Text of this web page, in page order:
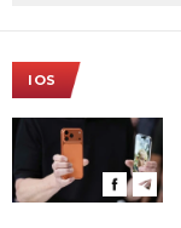
IOS